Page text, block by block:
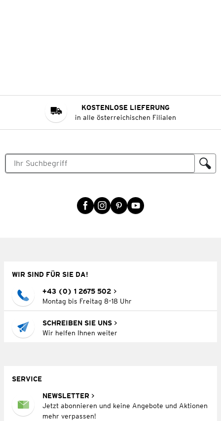
KOSTENLOSE LIEFERUNG
in alle österreichischen Filialen
WIR SIND FÜR SIE DA!
+43 (0) 1 2675 502
Montag bis Freitag 8–18 Uhr
SCHREIBEN SIE UNS
Wir helfen Ihnen weiter
SERVICE
NEWSLETTER
Jetzt abonnieren und keine Angebote und Aktionen
mehr verpassen!